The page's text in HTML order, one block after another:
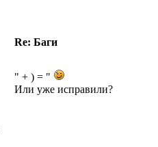
Re: Баги
" + ) = "
Или уже исправили?